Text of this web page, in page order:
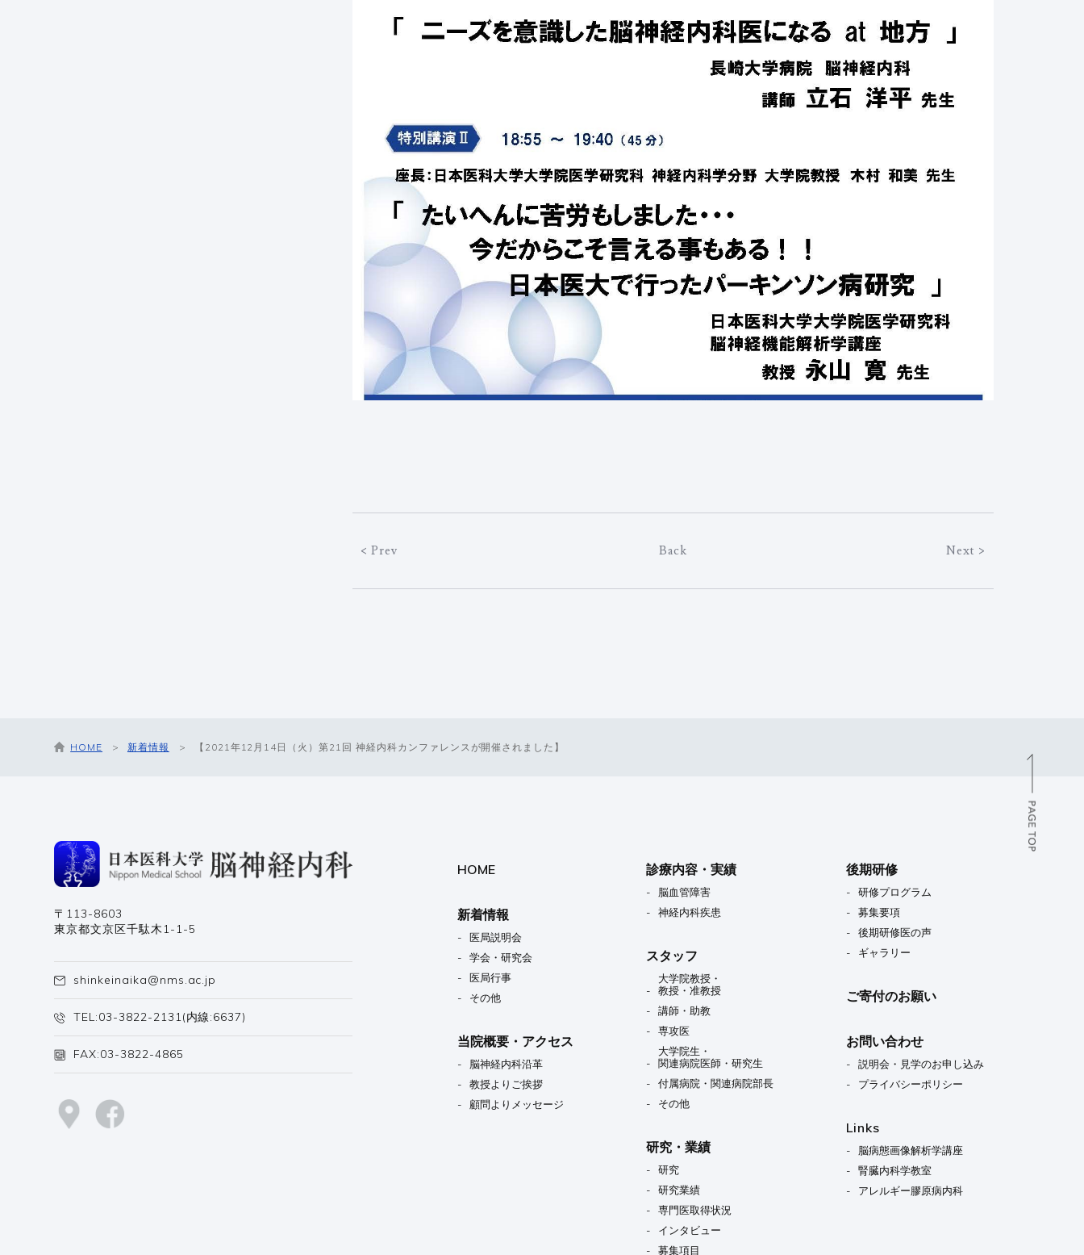
< Prev Back Next >
HOME 新着情報 【2021年12月14日（火）第21回 神経内科カンファレンスが開催されました】
〒113-8603
東京都文京区千駄木1-1-5
shinkeinaika@nms.ac.jp
TEL:03-3822-2131(内線:6637)
FAX:03-3822-4865
HOME
新着情報
医局説明会
学会・研究会
医局行事
その他
当院概要・アクセス
脳神経内科沿革
教授よりご挨拶
顧問よりメッセージ
診療内容・実績
脳血管障害
神経内科疾患
スタッフ
大学院教授・
教授・准教授
講師・助教
専攻医
大学院生・
関連病院医師・研究生
付属病院・関連病院部長
その他
研究・業績
研究
研究業績
専門医取得状況
インタビュー
募集項目
後期研修
研修プログラム
募集要項
後期研修医の声
ギャラリー
ご寄付のお願い
お問い合わせ
説明会・見学のお申し込み
プライバシーポリシー
Links
脳病態画像解析学講座
腎臓内科学教室
アレルギー膠原病内科